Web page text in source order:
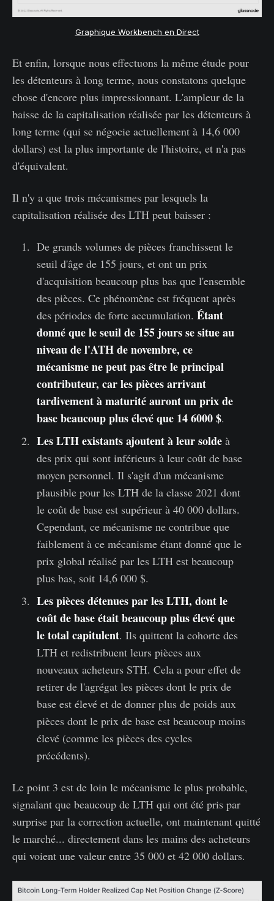
Graphique Workbench en Direct
Et enfin, lorsque nous effectuons la même étude pour
les détenteurs à long terme, nous constatons quelque
chose d'encore plus impressionnant. L'ampleur de la
baisse de la capitalisation réalisée par les détenteurs à
long terme (qui se négocie actuellement à 14,6 000
dollars) est la plus importante de l'histoire, et n'a pas
d'équivalent.
Il n'y a que trois mécanismes par lesquels la
capitalisation réalisée des LTH peut baisser :
De grands volumes de pièces franchissent le
seuil d'âge de 155 jours, et ont un prix
d'acquisition beaucoup plus bas que l'ensemble
des pièces. Ce phénomène est fréquent après
des périodes de forte accumulation. Étant
donné que le seuil de 155 jours se situe au
niveau de l'ATH de novembre, ce
mécanisme ne peut pas être le principal
contributeur, car les pièces arrivant
tardivement à maturité auront un prix de
base beaucoup plus élevé que 14 6000 $.
Les LTH existants ajoutent à leur soldeà
des prix qui sont inférieurs à leur coût de base
moyen personnel. Il s'agit d'un mécanisme
plausible pour les LTH de la classe 2021 dont
le coût de base est supérieur à 40 000 dollars.
Cependant, ce mécanisme ne contribue que
faiblement à ce mécanisme étant donné que le
prix global réalisé par les LTH est beaucoup
plus bas, soit 14,6 000 $.
Les pièces détenues par les LTH, dont le
coût de base était beaucoup plus élevé que
le total capitulent. Ils quittent la cohorte des
LTH et redistribuent leurs pièces aux
nouveaux acheteurs STH. Cela a pour effet de
retirer de l'agrégat les pièces dont le prix de
base est élevé et de donner plus de poids aux
pièces dont le prix de base est beaucoup moins
élevé (comme les pièces des cycles
précédents).
Le point 3 est de loin le mécanisme le plus probable,
signalant que beaucoup de LTH qui ont été pris par
surprise par la correction actuelle, ont maintenant quitté
le marché... directement dans les mains des acheteurs
qui voient une valeur entre 35 000 et 42 000 dollars.